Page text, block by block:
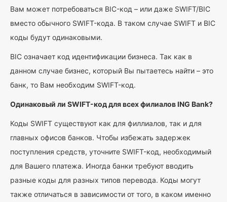
Вам может потребоваться BIC-код – или даже SWIFT/BIC
вместо обычного SWIFT-кода. В таком случае SWIFT и BIC
коды будут одинаковыми.
BIC означает код идентификации бизнеса. Так как в
данном случае бизнес, который Вы пытаетесь найти – это
банк, то Вам необходим SWIFT-код.
Одинаковый ли SWIFT-код для всех филиалов ING Bank?
Коды SWIFT существуют как для филлиалов, так и для
главных офисов банков. Чтобы избежать задержек
поступления средств, уточните SWIFT-код, необходимый
для Вашего платежа. Иногда банки требуют вводить
разные коды для разных типов перевода. Коды могут
также отличаться в зависимости от того, в каком именно